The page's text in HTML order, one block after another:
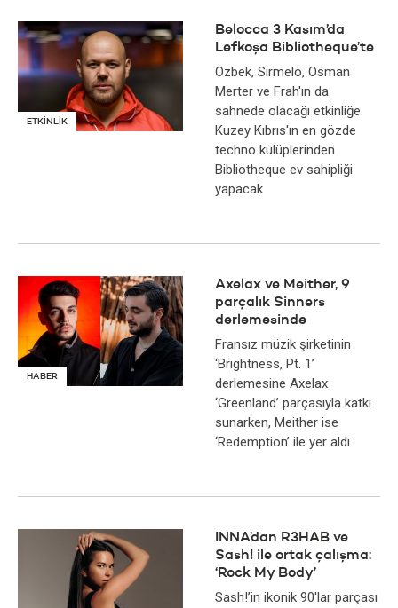
ETKİNLİK
Belocca 3 Kasım’da
Lefkoşa Bibliotheque’te
Ozbek, Sirmelo, Osman
Merter ve Frah'ın da
sahnede olacağı etkinliğe
Kuzey Kıbrıs'ın en gözde
techno kulüplerinden
Bibliotheque ev sahipliği
yapacak
HABER
Axelax ve Meither, 9
parçalık Sinners
derlemesinde
Fransız müzik şirketinin
‘Brightness, Pt. 1’
derlemesine Axelax
‘Greenland’ parçasıyla katkı
sunarken, Meither ise
‘Redemption’ ile yer aldı
INNA’dan R3HAB ve
Sash! ile ortak çalışma:
‘Rock My Body’
Sash!’in ikonik 90'lar parçası